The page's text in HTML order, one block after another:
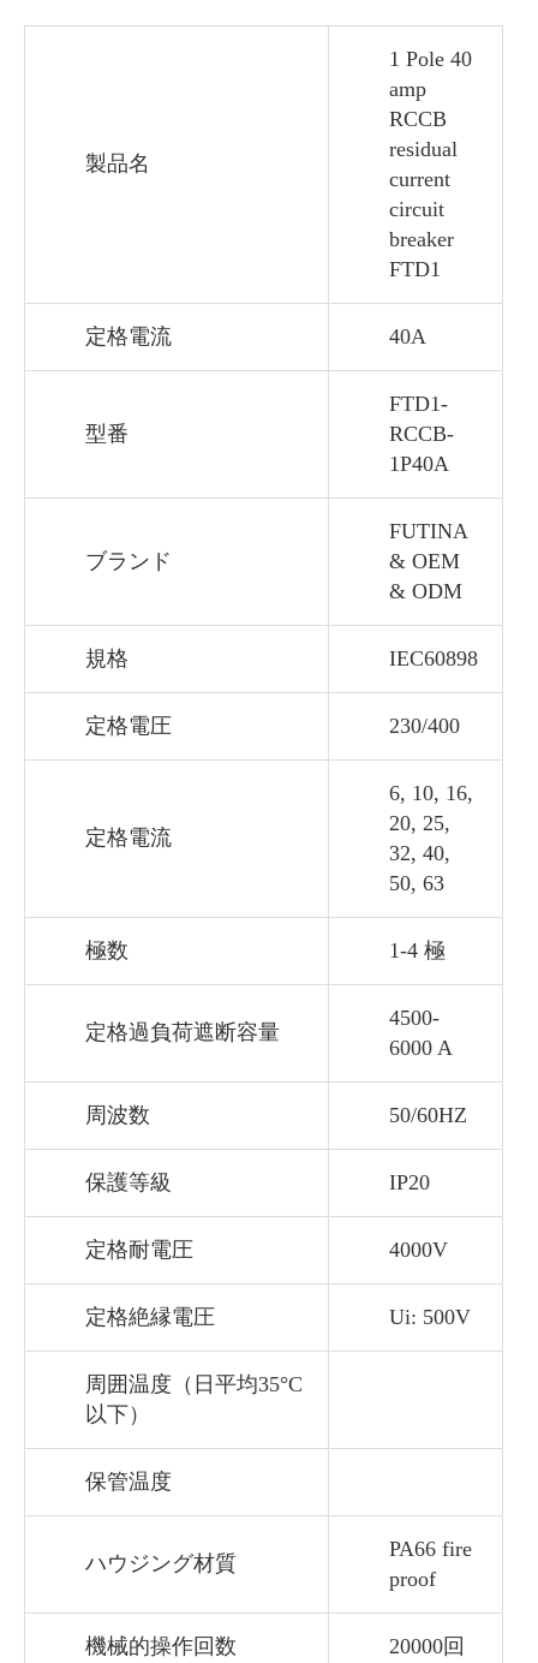
製品名
1 Pole 40
amp
RCCB
residual
current
circuit
breaker
FTD1
定格電流 40A
型番
FTD1-
RCCB-
1P40A
ブランド
FUTINA
& OEM
& ODM
規格 IEC60898
定格電圧 230/400
定格電流
6, 10, 16,
20, 25,
32, 40,
50, 63
極数 1-4 極
定格過負荷遮断容量
4500-
6000 A
周波数 50/60HZ
保護等級 IP20
定格耐電圧 4000V
定格絶縁電圧 Ui: 500V
周囲温度（日平均35°C
以下）
保管温度
ハウジング材質
PA66 fire
proof
機械的操作回数 20000回